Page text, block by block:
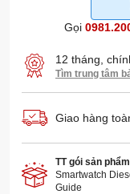
Gọi
12 tháng,
Tìm trung tâm
Giao hàng
TT gói sản
Smartwatch
Guide